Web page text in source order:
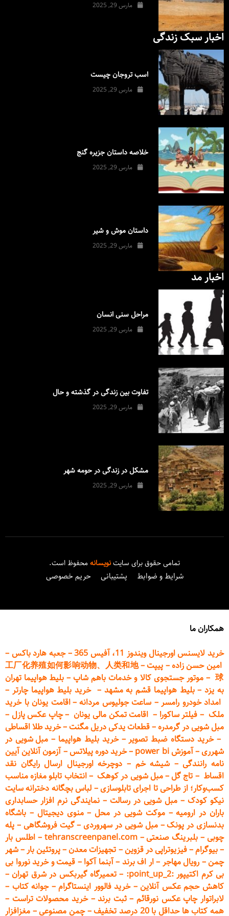
مارس 29, 2025
اخبار سبک زندگی
اسب تروجان چیست
مارس 29, 2025
خلاصه داستان جزیره گنج
مارس 29, 2025
داستان موش و شیر
مارس 29, 2025
اخبار مد
مراحل سنی انسان
مارس 29, 2025
تفاوت بین زندگی در گذشته و حال
مارس 29, 2025
مشکل در زندگی در حومه شهر
مارس 29, 2025
تمامی حقوق برای سایتنویسانهمحفوظ است.
شرایط و ضوابط پشتیبانی حریم خصوصی
همکاران ما
خرید لایسنس اورجینال ویندوز 11، آفیس 365
–جعبه هارد باکس –
امین حسن زاده– پیپت–
工厂化养殖如何影响动物、人类和地
球
– موتور جستجوی کالا و خدمات باهم شاپ– بلیط هواپیما تهران
به یزد–بلیط هواپیما قشم به مشهد –خرید بلیط هواپیما چارتر –
امداد خودرو رامسر– ساعت جولیوس مردانه–اقامت یونان با خرید
ملک – فیلتر ساکورا – اقامت تمکن مالی یونان –چاپ عکس پازل –
مبل شویی در گرمدره–قطعاتیدکی دریل مگنت–خرید طلا اقساطی
–خرید دستگاه ضبط تصویر–خرید بلیط هواپیما –مبل شویی در
شهرری–آموزش power bi –خرید دورهپیلاتس–آزمون آنلاین آیین
نامه رانندگی– شیشه خم – دوچرخه اورجینال ارسال رایگان نقد
اقساط – تاج گل–مبل شویی در کوهک–انتخاب تابلو مغازه مناسب
کسب‌وکار؛ از طراحی تا اجرای تابلوسازی– لباس بچگانه دخترانه سایت
نیکو کودک – مبل شویی در رسالت – نمایندگی نرم افزار حسابداری
باران در ارومیه–موکت شویی در محل–منوی دیجیتال – باشگاه
بدنسازی در پونک–مبل شویی در سهروردی–گیت فروشگاهی – پله
چوبی – بلبرینگ صنعتی–
tehranscreenpanel.com
–اطلس بار
–بیوگرام–فیزیوتراپی در قزوین– تجهیزات معدن–پروتئین بار–شهر
چمن– رویال مهاجر –ار اف برند –آبنما آکوا – قیمت و خرید نوروا بی
بی کرم اکتیپور :point_up_2:
– تعمیرگاه گیربکس در شرق تهران–
کاهش حجم عکس آنلاین–خرید فالوور اینستاگرام–جوانه کتاب –
لابراتوار چاپ عکس نورقائم–ثبت برند–خرید محصولات تراست –
همه کتاب ها حداقل با 20 درصد تخفیف
–چمن مصنوعی– مغزافزار